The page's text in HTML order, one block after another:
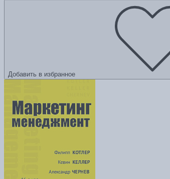
Добавить в избранное